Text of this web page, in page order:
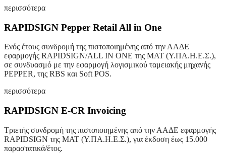
περισσότερα
RAPIDSIGN Pepper Retail All in One
Ενός έτους συνδρομή της πιστοποιημένης από την ΑΑΔΕ
εφαρμογής RAPIDSIGN/ALL IN ONE της ΜΑΤ (Υ.ΠΑ.Η.Ε.Σ.),
σε συνδυασμό με την εφαρμογή λογισμικού ταμειακής μηχανής
PEPPER, της RBS και Soft POS.
περισσότερα
RAPIDSIGN E-CR Invoicing
Τριετής συνδρομή της πιστοποιημένης από την ΑΑΔΕ εφαρμογής
RAPIDSIGN της ΜΑΤ (Υ.ΠΑ.Η.Ε.Σ.), για έκδοση έως 15.000
παραστατικά/έτος.